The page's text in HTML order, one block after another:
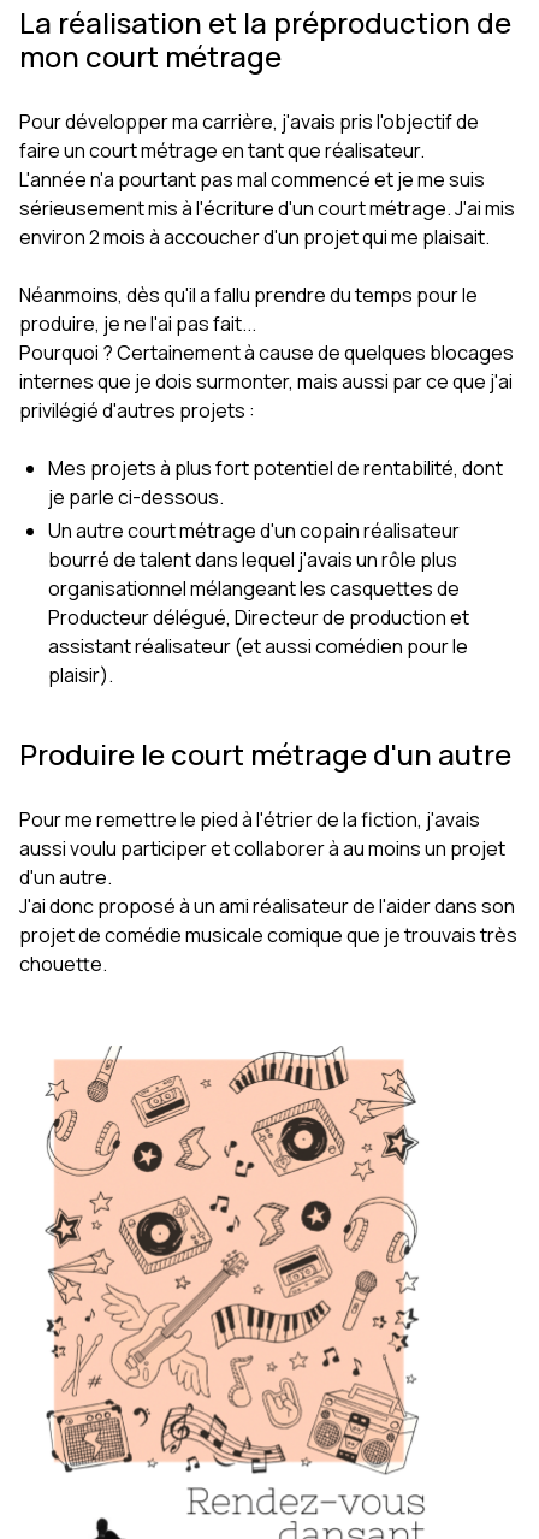
La réalisation et la préproduction de
mon court métrage
Pour développer ma carrière, j'avais pris l'objectif de
faire un court métrage en tant que réalisateur.
L'année n'a pourtant pas mal commencé et je me suis
sérieusement mis à l'écriture d'un court métrage. J'ai mis
environ 2 mois à accoucher d'un projet qui me plaisait.
Néanmoins, dès qu'il a fallu prendre du temps pour le
produire, je ne l'ai pas fait...
Pourquoi ? Certainement à cause de quelques blocages
internes que je dois surmonter, mais aussi par ce que j'ai
privilégié d'autres projets :
Mes projets à plus fort potentiel de rentabilité, dont
je parle ci-dessous.
Un autre court métrage d'un copain réalisateur
bourré de talent dans lequel j'avais un rôle plus
organisationnel mélangeant les casquettes de
Producteur délégué, Directeur de production et
assistant réalisateur (et aussi comédien pour le
plaisir).
Produire le court métrage d'un autre
Pour me remettre le pied à l'étrier de la fiction, j'avais
aussi voulu participer et collaborer à au moins un projet
d'un autre.
J'ai donc proposé à un ami réalisateur de l'aider dans son
projet de comédie musicale comique que je trouvais très
chouette.